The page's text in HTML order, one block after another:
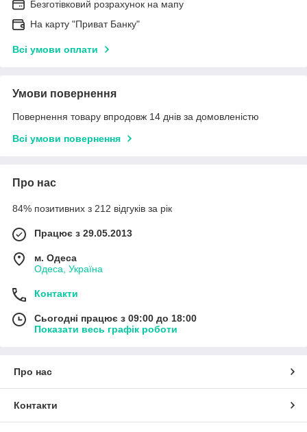
Безготівковий розрахунок на мапу
На карту "Приват Банку"
Всі умови оплати
Умови повернення
Повернення товару впродовж 14 днів за домовленістю
Всі умови повернення
Про нас
84% позитивних з 212 відгуків за рік
Працює з 29.05.2013
м. Одеса
Одеса, Україна
Контакти
Сьогодні працює з 09:00 до 18:00
Показати весь графік роботи
Про нас
Контакти